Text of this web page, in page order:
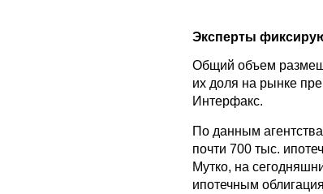
Эксперты
Общий объем
их доля на рынке
Интерфакс.
По данным
почти 700 тыс.
Мутко, на
ипотечным